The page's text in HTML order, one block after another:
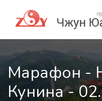
Марафон -
Кунина -